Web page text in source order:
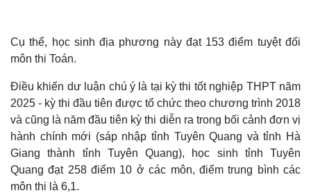
Cụ thể, học sinh địa phương này đạt 153 điểm tuyệt đối
môn thi Toán.
Điều khiến dư luận chú ý là tại kỳ thi tốt nghiệp THPT năm
2025 - kỳ thi đầu tiên được tổ chức theo chương trình 2018
và cũng là năm đầu tiên kỳ thi diễn ra trong bối cảnh đơn vị
hành chính mới (sáp nhập tỉnh Tuyên Quang và tỉnh Hà
Giang thành tỉnh Tuyên Quang), học sinh tỉnh Tuyên
Quang đạt 258 điểm 10 ở các môn, điểm trung bình các
môn thi là 6,1.